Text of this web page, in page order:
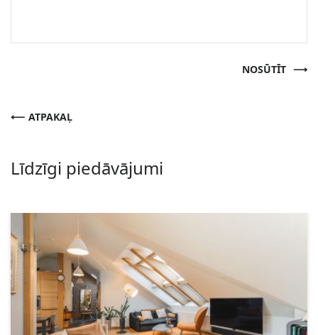
NOSŪTĪT
ATPAKAĻ
Līdzīgi piedāvājumi